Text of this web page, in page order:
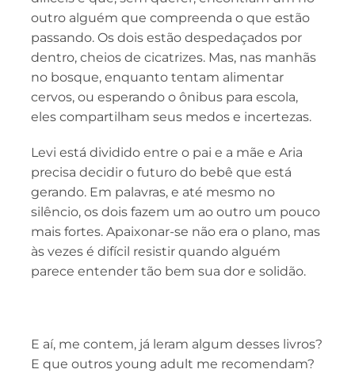
outro alguém que compreenda o que estão
passando. Os dois estão despedaçados por
dentro, cheios de cicatrizes. Mas, nas manhãs
no bosque, enquanto tentam alimentar
cervos, ou esperando o ônibus para escola,
eles compartilham seus medos e incertezas.
Levi está dividido entre o pai e a mãe e Aria
precisa decidir o futuro do bebê que está
gerando. Em palavras, e até mesmo no
silêncio, os dois fazem um ao outro um pouco
mais fortes. Apaixonar-se não era o plano, mas
às vezes é difícil resistir quando alguém
parece entender tão bem sua dor e solidão.
E aí, me contem, já leram algum desses livros?
E que outros young adult me recomendam?